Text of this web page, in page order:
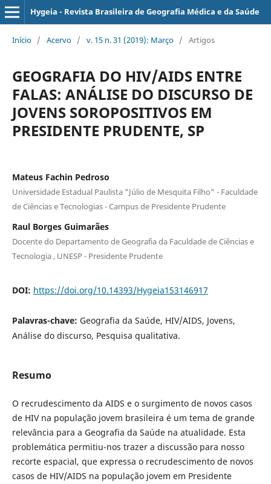
Hygeia - Revista Brasileira de Geografia Médica e da Saúde
Início / Acervo / v. 15 n. 31 (2019): Março / Artigos
GEOGRAFIA DO HIV/AIDS ENTRE
FALAS: ANÁLISE DO DISCURSO DE
JOVENS SOROPOSITIVOS EM
PRESIDENTE PRUDENTE, SP
Mateus Fachin Pedroso
Universidade Estadual Paulista "Júlio de Mesquita Filho" - Faculdade
de Ciências e Tecnologias - Campus de Presidente Prudente
Raul Borges Guimarães
Docente do Departamento de Geografia da Faculdade de Ciências e
Tecnologia , UNESP - Presidente Prudente
DOI: https://doi.org/10.14393/Hygeia153146917
Palavras-chave: Geografia da Saúde, HIV/AIDS, Jovens,
Análise do discurso, Pesquisa qualitativa.
Resumo
O recrudescimento da AIDS e o surgimento de novos casos
de HIV na população jovem brasileira é um tema de grande
relevância para a Geografia da Saúde na atualidade. Esta
problemática permitiu-nos trazer a discussão para nosso
recorte espacial, que expressa o recrudescimento de novos
casos de HIV/AIDS na população jovem em Presidente